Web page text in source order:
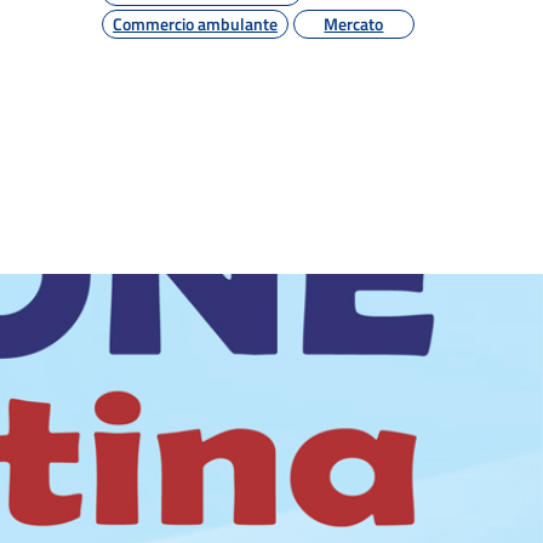
Commercio ambulante
Mercato